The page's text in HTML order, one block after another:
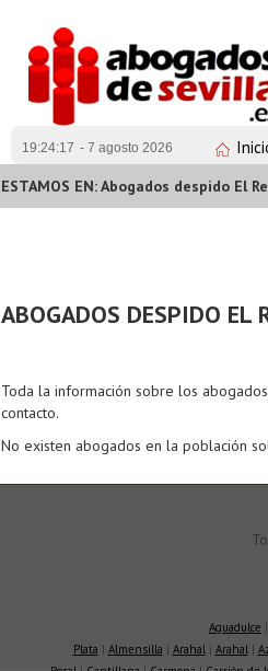
19:24:17 - 7 agosto 2026
ESTAMOS EN: Abogados despido El
ABOGADOS DESPIDO EL
Toda la información sobre los
contacto.
No existen abogados en la población
Aguadulce |
Plata | Almensilla | Arahal| Arahal|